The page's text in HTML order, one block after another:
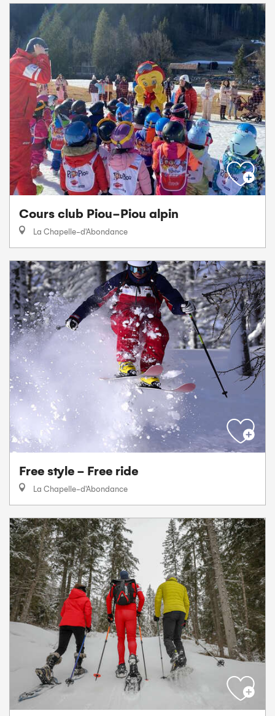
Cours club Piou-Piou alpin
La Chapelle-d'Abondance
Free style - Free ride
La Chapelle-d'Abondance